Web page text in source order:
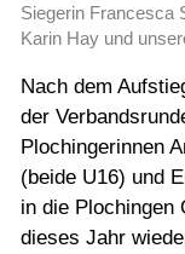
Siegerin Francesca
Karin Hay und
Nach dem
der
Plochingerinnen
(beide U16) und
in die Plochingen
dieses Jahr